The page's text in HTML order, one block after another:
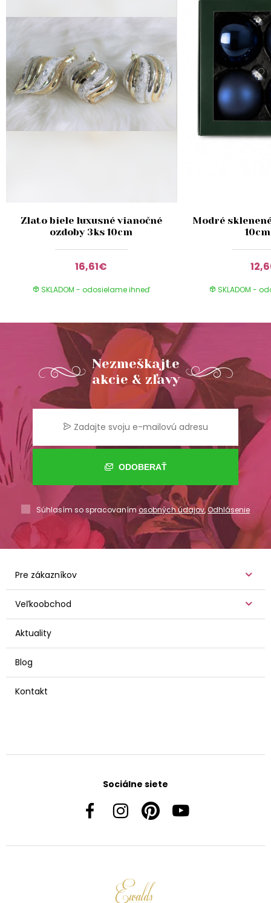
Zlato biele luxusné vianočné
ozdoby 3ks 10cm
16,61€
SKLADOM - odosielame ihneď
Modré
SKLADOM -
Nezmeškajte
akcie & zľavy
ODOBERAŤ
Súhlasím so spracovaním osobných údajov,Odhlásenie
Pre zákazníkov
Veľkoobchod
Aktuality
Blog
Kontakt
Sociálne siete